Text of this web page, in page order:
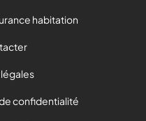
habitation
confidentialité